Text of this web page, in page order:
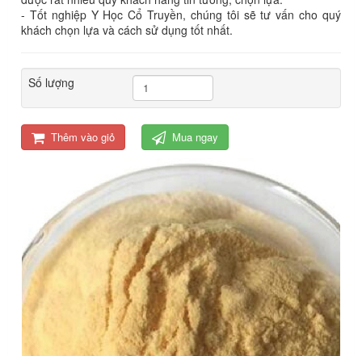
- Tốt nghiệp Y Học Cổ Truyền, chúng tôi sẽ tư vấn cho quý
khách chọn lựa và cách sử dụng tốt nhất.
Số lượng
Thêm vào giỏ Mua ngay